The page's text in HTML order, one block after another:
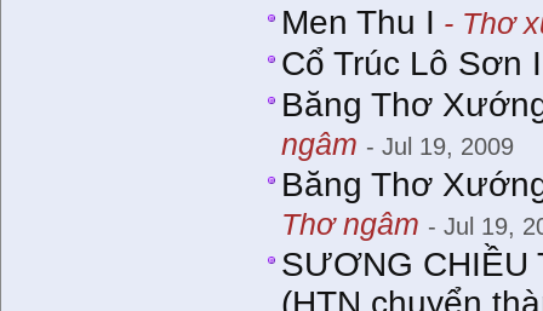
Men Thu I - Thơ
Cổ Trúc Lô Sơn
Băng Thơ
ngâm - Jul 19, 2009
Băng Thơ
Thơ ngâm - Jul 19,
SƯƠNG CHIỀU